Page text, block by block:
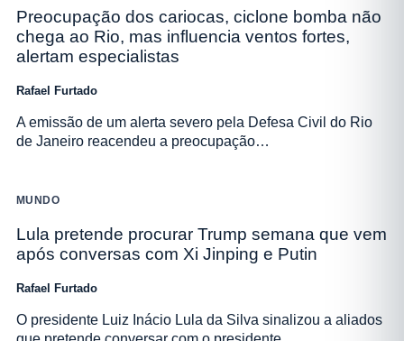
Preocupação dos cariocas, ciclone bomba não
chega ao Rio, mas influencia ventos fortes,
alertam especialistas
Rafael Furtado
A emissão de um alerta severo pela Defesa Civil do Rio
de Janeiro reacendeu a preocupação…
MUNDO
Lula pretende procurar Trump semana que vem
após conversas com Xi Jinping e Putin
Rafael Furtado
O presidente Luiz Inácio Lula da Silva sinalizou a aliados